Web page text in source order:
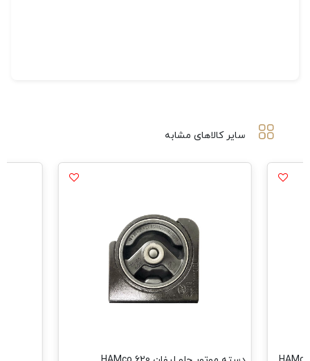
سایر کالاهای مشابه